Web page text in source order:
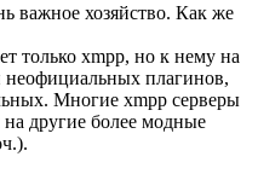
важное хозяйство. Как же
только xmpp, но к нему на
плагинов,
Многие xmpp серверы
другие более модные